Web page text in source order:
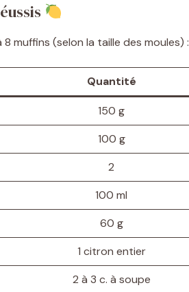
muffins (selon la taille des moules) :
Quantité
150 g
100 g
2
100 ml
60 g
1 citron entier
2 à 3 c. à soupe